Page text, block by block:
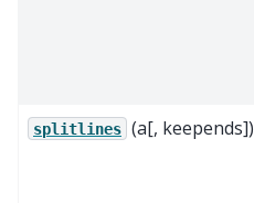
splitlines (a[, keepends])